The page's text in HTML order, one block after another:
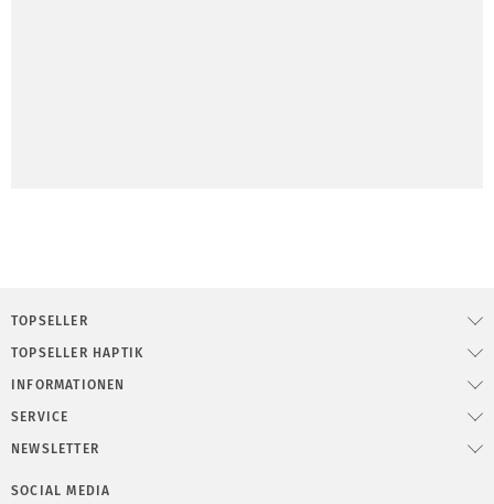
TOPSELLER
TOPSELLER HAPTIK
INFORMATIONEN
SERVICE
NEWSLETTER
SOCIAL MEDIA